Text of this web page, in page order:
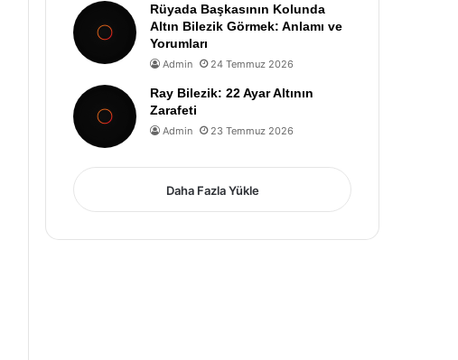
Rüyada Başkasının Kolunda
Altın Bilezik Görmek: Anlamı ve
Yorumları
Admin 24 Temmuz 2026
Ray Bilezik: 22 Ayar Altının
Zarafeti
Admin 23 Temmuz 2026
Daha Fazla Yükle